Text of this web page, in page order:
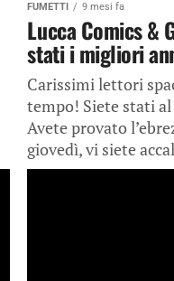
FUMETTI 9 mesi fa
Lucca Comics &
stati i migliori
Carissimi lettori
tempo! Siete stati al
Avete provato
giovedì, vi siete